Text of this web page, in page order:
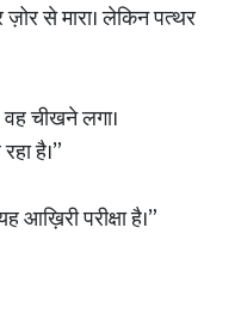
से मारा। लेकिन पत्थर
चीखने लगा।
है।”
आख़िरी परीक्षा है।”